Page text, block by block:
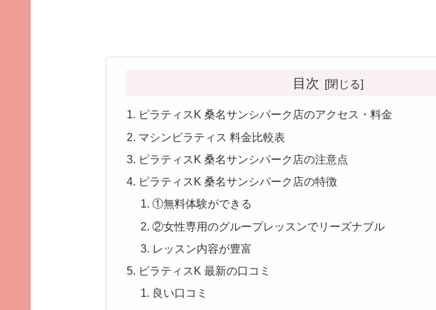
目次
ピラティスK 桑名サンシパーク店のアクセス・料金
マシンピラティス 料金比較表
ピラティスK 桑名サンシパーク店の注意点
ピラティスK 桑名サンシパーク店の特徴
①無料体験ができる
②女性専用のグループレッスンでリーズナブル
レッスン内容が豊富
ピラティスK 最新の口コミ
良い口コミ